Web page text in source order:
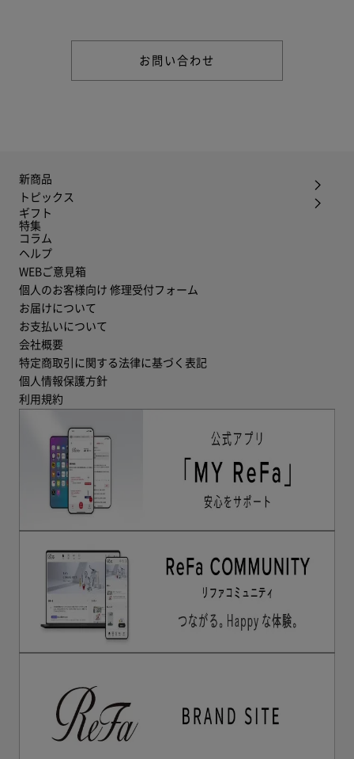
お問い合わせ
新商品
トピックス
ギフト
特集
コラム
ヘルプ
WEBご意見箱
個人のお客様向け 修理受付フォーム
お届けについて
お支払いについて
会社概要
特定商取引に関する法律に基づく表記
個人情報保護方針
利用規約